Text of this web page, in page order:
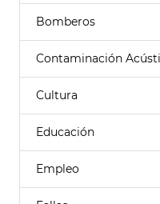
Bomberos
Contaminación
Cultura
Educación
Empleo